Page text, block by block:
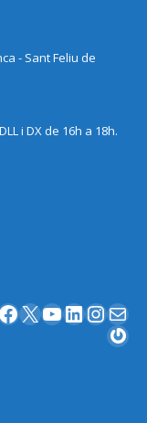
- Sant Feliu de
i DX de 16h a 18h.
X YouTube LinkedIn InstagramCorreu electrònic
Gravatar